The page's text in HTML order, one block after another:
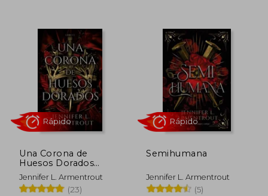
dcto.
Una Corona de
Huesos Dorados
(Libro 3)
Jennifer L. Armentrout
(23)
Semihumana
Jennifer L. Armentrout
(5)